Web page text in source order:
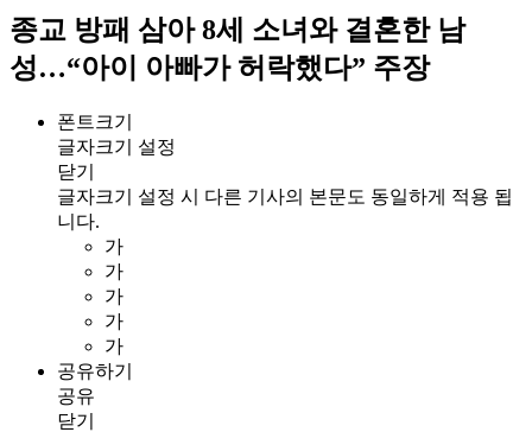
종교 방패 삼아 8세 소녀와 결혼한 남
성…“아이 아빠가 허락했다” 주장
폰트크기
글자크기 설정
닫기
글자크기 설정 시 다른 기사의 본문도 동일하게 적용 됩
니다.
가
가
가
가
가
공유하기
공유
닫기